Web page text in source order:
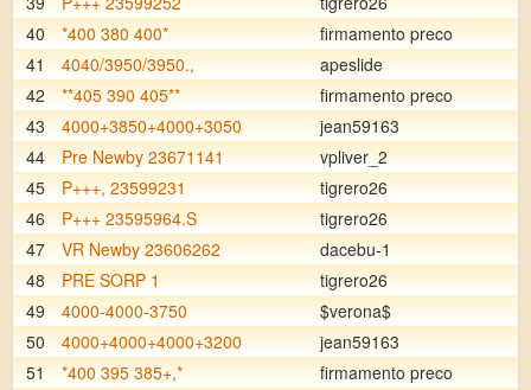
40
*400 380 400*
firmamento preco
41
4040/3950/3950.,
apeslide
42
**405 390 405**
firmamento preco
43
4000+3850+4000+3050
jean59163
44
Pre Newby 23671141
vpliver_2
45
P+++, 23599231
tigrero26
46
P+++ 23595964.S
tigrero26
47
VR Newby 23606262
dacebu-1
48
PRE SORP 1
tigrero26
49
4000-4000-3750
$verona$
50
4000+4000+4000+3200
jean59163
51
*400 395 385+,*
firmamento preco